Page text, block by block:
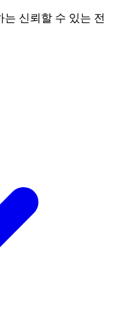
신뢰할 수 있는 전